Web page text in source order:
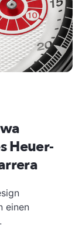
Heuer-
einen